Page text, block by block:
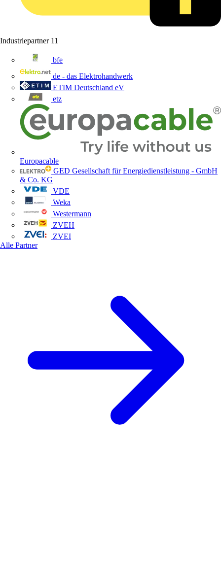
Industriepartner 11
bfe
de - das Elektrohandwerk
ETIM Deutschland eV
etz
Europacable
GED Gesellschaft für Energiedienstleistung - GmbH
& Co. KG
VDE
Weka
Westermann
ZVEH
ZVEI
Alle Partner